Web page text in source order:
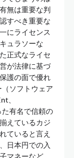
無は重要な判
すべき重要な
にライセンス
ュラソーな
正式なライセ
が法律に基づ
護の面で優れ
ソフトウェア
、
有名で信頼の
えているカジ
ていると言え
日本円での入